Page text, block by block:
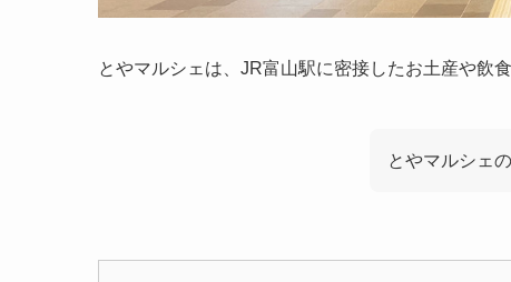
とやマルシェは、JR富山駅に密接したお土産や飲
とやマルシェ